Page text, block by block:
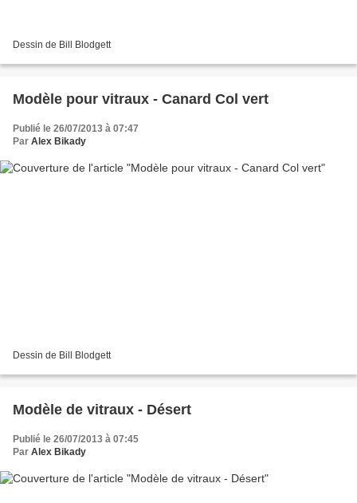
Dessin de Bill Blodgett
Modèle pour vitraux - Canard Col vert
Publié le 26/07/2013 à 07:47
Par Alex Bikady
Dessin de Bill Blodgett
Modèle de vitraux - Désert
Publié le 26/07/2013 à 07:45
Par Alex Bikady